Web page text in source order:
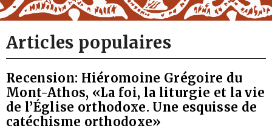
Articles populaires
Recension: Hiéromoine Grégoire du
Mont-Athos, «La foi, la liturgie et la vie
de l’Église orthodoxe. Une esquisse de
catéchisme orthodoxe»